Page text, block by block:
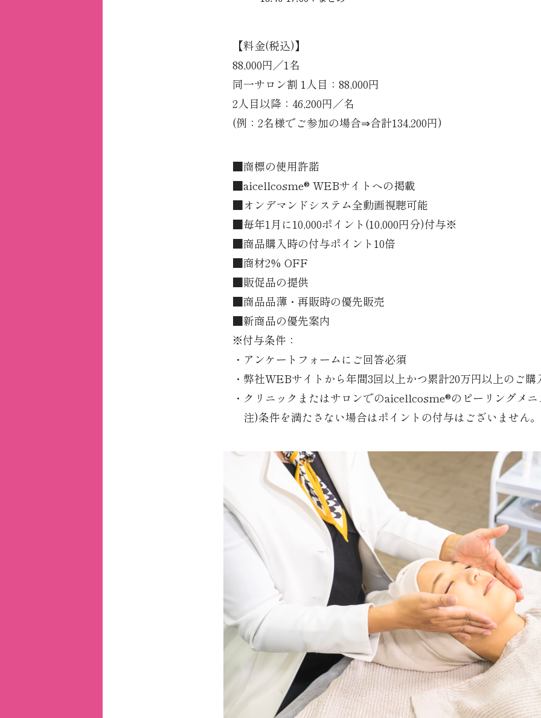
【料金(税込)】
88,000円／1名
同一サロン割 1人目：88,000円
2人目以降：46,200円／名
(例：2名様でご参加の場合⇒合計134,200円)
■商標の使用許諾
■aicellcosme® WEBサイトへの掲載
■オンデマンドシステム全動画視聴可能
■毎年1月に10,000ポイント(10,000円分)付与※
■商品購入時の付与ポイント10倍
■商材2% OFF
■販促品の提供
■商品品薄・再販時の優先販売
■新商品の優先案内
※付与条件：
・アンケートフォームにご回答必須
・弊社WEBサイトから年間3回以上かつ累計20万円以上のご購
・クリニックまたはサロンでのaicellcosme®のピーリングメ
注)条件を満たさない場合はポイントの付与はございません。